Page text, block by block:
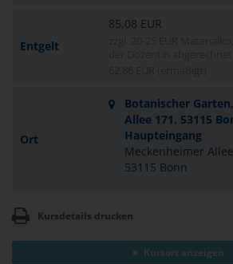
Entgelt
85,08 EUR
Ort
Botanischer
Allee 171, 53115
Haupteingang
Meckenheimer
53115 Bonn
Kursdetails drucken
Kursort anzeigen